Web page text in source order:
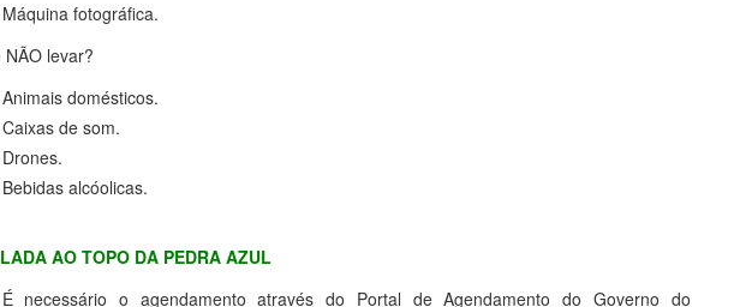
Máquina fotográfica.
NÃO levar?
Animais domésticos.
Caixas de som.
Drones.
Bebidas alcóolicas.
AO TOPO DA PEDRA AZUL
É necessário o agendamento através do Portal de Agendamento do Governo do